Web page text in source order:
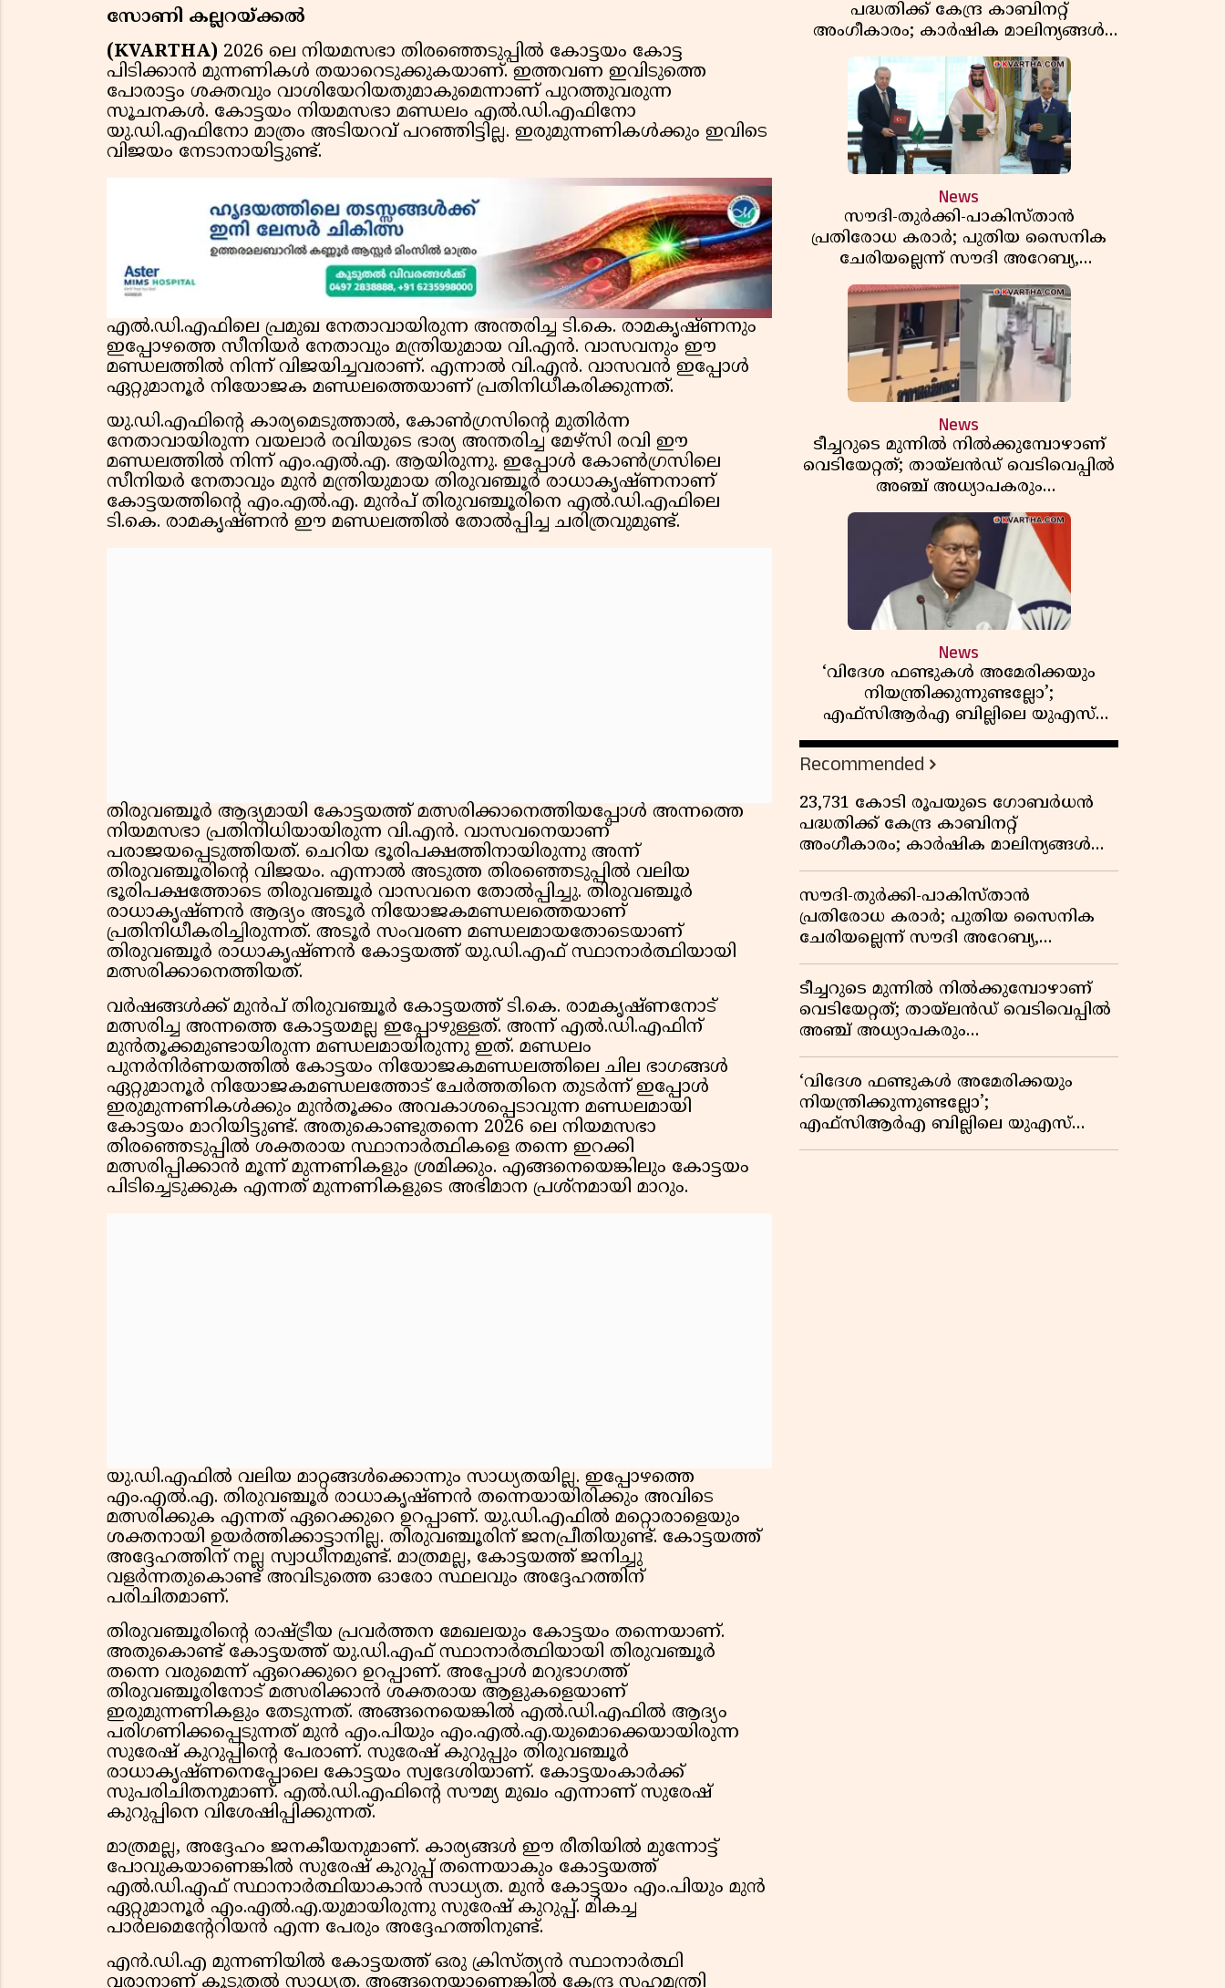
സോണി കല്ലറയ്ക്കൽ
(KVARTHA) 2026 ലെ നിയമസഭാ തിരഞ്ഞെടുപ്പിൽ കോട്ടയം കോട്ട
പിടിക്കാൻ മുന്നണികൾ തയാറെടുക്കുകയാണ്. ഇത്തവണ ഇവിടുത്തെ
പോരാട്ടം ശക്തവും വാശിയേറിയതുമാകുമെന്നാണ് പുറത്തുവരുന്ന
സൂചനകൾ. കോട്ടയം നിയമസഭാ മണ്ഡലം എൽ.ഡി.എഫിനോ
യു.ഡി.എഫിനോ മാത്രം അടിയറവ് പറഞ്ഞിട്ടില്ല. ഇരുമുന്നണികൾക്കും ഇവിടെ
വിജയം നേടാനായിട്ടുണ്ട്.
എൽ.ഡി.എഫിലെ പ്രമുഖ നേതാവായിരുന്ന അന്തരിച്ച ടി.കെ. രാമകൃഷ്ണനും
ഇപ്പോഴത്തെ സീനിയർ നേതാവും മന്ത്രിയുമായ വി.എൻ. വാസവനും ഈ
മണ്ഡലത്തിൽ നിന്ന് വിജയിച്ചവരാണ്. എന്നാൽ വി.എൻ. വാസവൻ ഇപ്പോൾ
ഏറ്റുമാനൂർ നിയോജക മണ്ഡലത്തെയാണ് പ്രതിനിധീകരിക്കുന്നത്.
യു.ഡി.എഫിന്റെ കാര്യമെടുത്താൽ, കോൺഗ്രസിന്റെ മുതിർന്ന
നേതാവായിരുന്ന വയലാർ രവിയുടെ ഭാര്യ അന്തരിച്ച മേഴ്സി രവി ഈ
മണ്ഡലത്തിൽ നിന്ന് എം.എൽ.എ. ആയിരുന്നു. ഇപ്പോൾ കോൺഗ്രസിലെ
സീനിയർ നേതാവും മുൻ മന്ത്രിയുമായ തിരുവഞ്ചൂർ രാധാകൃഷ്ണനാണ്
കോട്ടയത്തിന്റെ എം.എൽ.എ. മുൻപ് തിരുവഞ്ചൂരിനെ എൽ.ഡി.എഫിലെ
ടി.കെ. രാമകൃഷ്ണൻ ഈ മണ്ഡലത്തിൽ തോൽപ്പിച്ച ചരിത്രവുമുണ്ട്.
തിരുവഞ്ചൂർ ആദ്യമായി കോട്ടയത്ത് മത്സരിക്കാനെത്തിയപ്പോൾ അന്നത്തെ
നിയമസഭാ പ്രതിനിധിയായിരുന്ന വി.എൻ. വാസവനെയാണ്
പരാജയപ്പെടുത്തിയത്. ചെറിയ ഭൂരിപക്ഷത്തിനായിരുന്നു അന്ന്
തിരുവഞ്ചൂരിന്റെ വിജയം. എന്നാൽ അടുത്ത തിരഞ്ഞെടുപ്പിൽ വലിയ
ഭൂരിപക്ഷത്തോടെ തിരുവഞ്ചൂർ വാസവനെ തോൽപ്പിച്ചു. തിരുവഞ്ചൂർ
രാധാകൃഷ്ണൻ ആദ്യം അടൂർ നിയോജകമണ്ഡലത്തെയാണ്
പ്രതിനിധീകരിച്ചിരുന്നത്. അടൂർ സംവരണ മണ്ഡലമായതോടെയാണ്
തിരുവഞ്ചൂർ രാധാകൃഷ്ണൻ കോട്ടയത്ത് യു.ഡി.എഫ് സ്ഥാനാർത്ഥിയായി
മത്സരിക്കാനെത്തിയത്.
വർഷങ്ങൾക്ക് മുൻപ് തിരുവഞ്ചൂർ കോട്ടയത്ത് ടി.കെ. രാമകൃഷ്ണനോട്
മത്സരിച്ച അന്നത്തെ കോട്ടയമല്ല ഇപ്പോഴുള്ളത്. അന്ന് എൽ.ഡി.എഫിന്
മുൻതൂക്കമുണ്ടായിരുന്ന മണ്ഡലമായിരുന്നു ഇത്. മണ്ഡലം
പുനർനിർണയത്തിൽ കോട്ടയം നിയോജകമണ്ഡലത്തിലെ ചില ഭാഗങ്ങൾ
ഏറ്റുമാനൂർ നിയോജകമണ്ഡലത്തോട് ചേർത്തതിനെ തുടർന്ന് ഇപ്പോൾ
ഇരുമുന്നണികൾക്കും മുൻതൂക്കം അവകാശപ്പെടാവുന്ന മണ്ഡലമായി
കോട്ടയം മാറിയിട്ടുണ്ട്. അതുകൊണ്ടുതന്നെ 2026 ലെ നിയമസഭാ
തിരഞ്ഞെടുപ്പിൽ ശക്തരായ സ്ഥാനാർത്ഥികളെ തന്നെ ഇറക്കി
മത്സരിപ്പിക്കാൻ മൂന്ന് മുന്നണികളും ശ്രമിക്കും. എങ്ങനെയെങ്കിലും കോട്ടയം
പിടിച്ചെടുക്കുക എന്നത് മുന്നണികളുടെ അഭിമാന പ്രശ്നമായി മാറും.
യു.ഡി.എഫിൽ വലിയ മാറ്റങ്ങൾക്കൊന്നും സാധ്യതയില്ല. ഇപ്പോഴത്തെ
എം.എൽ.എ. തിരുവഞ്ചൂർ രാധാകൃഷ്ണൻ തന്നെയായിരിക്കും അവിടെ
മത്സരിക്കുക എന്നത് ഏറെക്കുറെ ഉറപ്പാണ്. യു.ഡി.എഫിൽ മറ്റൊരാളെയും
ശക്തനായി ഉയർത്തിക്കാട്ടാനില്ല. തിരുവഞ്ചൂരിന് ജനപ്രീതിയുണ്ട്. കോട്ടയത്ത്
അദ്ദേഹത്തിന് നല്ല സ്വാധീനമുണ്ട്. മാത്രമല്ല, കോട്ടയത്ത് ജനിച്ചു
വളർന്നതുകൊണ്ട് അവിടുത്തെ ഓരോ സ്ഥലവും അദ്ദേഹത്തിന്
പരിചിതമാണ്.
തിരുവഞ്ചൂരിന്റെ രാഷ്ട്രീയ പ്രവർത്തന മേഖലയും കോട്ടയം തന്നെയാണ്.
അതുകൊണ്ട് കോട്ടയത്ത് യു.ഡി.എഫ് സ്ഥാനാർത്ഥിയായി തിരുവഞ്ചൂർ
തന്നെ വരുമെന്ന് ഏറെക്കുറെ ഉറപ്പാണ്. അപ്പോൾ മറുഭാഗത്ത്
തിരുവഞ്ചൂരിനോട് മത്സരിക്കാൻ ശക്തരായ ആളുകളെയാണ്
ഇരുമുന്നണികളും തേടുന്നത്. അങ്ങനെയെങ്കിൽ എൽ.ഡി.എഫിൽ ആദ്യം
പരിഗണിക്കപ്പെടുന്നത് മുൻ എം.പിയും എം.എൽ.എ.യുമൊക്കെയായിരുന്ന
സുരേഷ് കുറുപ്പിന്റെ പേരാണ്. സുരേഷ് കുറുപ്പും തിരുവഞ്ചൂർ
രാധാകൃഷ്ണനെപ്പോലെ കോട്ടയം സ്വദേശിയാണ്. കോട്ടയംകാർക്ക്
സുപരിചിതനുമാണ്. എൽ.ഡി.എഫിന്റെ സൗമ്യ മുഖം എന്നാണ് സുരേഷ്
കുറുപ്പിനെ വിശേഷിപ്പിക്കുന്നത്.
മാത്രമല്ല, അദ്ദേഹം ജനകീയനുമാണ്. കാര്യങ്ങൾ ഈ രീതിയിൽ മുന്നോട്ട്
പോവുകയാണെങ്കിൽ സുരേഷ് കുറുപ്പ് തന്നെയാകും കോട്ടയത്ത്
എൽ.ഡി.എഫ് സ്ഥാനാർത്ഥിയാകാൻ സാധ്യത. മുൻ കോട്ടയം എം.പിയും മുൻ
ഏറ്റുമാനൂർ എം.എൽ.എ.യുമായിരുന്നു സുരേഷ് കുറുപ്പ്. മികച്ച
പാർലമെന്റേറിയൻ എന്ന പേരും അദ്ദേഹത്തിനുണ്ട്.
എൻ.ഡി.എ മുന്നണിയിൽ കോട്ടയത്ത് ഒരു ക്രിസ്ത്യൻ സ്ഥാനാർത്ഥി
വരാനാണ് കൂടുതൽ സാധ്യത. അങ്ങനെയാണെങ്കിൽ കേന്ദ്ര സഹമന്ത്രി
പദ്ധതിക്ക് കേന്ദ്ര കാബിനറ്റ്
അംഗീകാരം; കാർഷിക മാലിന്യങ്ങൾ
ഇനി ഊർജമാകും
News
സൗദി-തുർക്കി-പാകിസ്താൻ
പ്രതിരോധ കരാർ; പുതിയ സൈനിക
ചേരിയല്ലെന്ന് സൗദി അറേബ്യ,
വിമർശനവുമായി ഇറാൻ
News
ടീച്ചറുടെ മുന്നിൽ നിൽക്കുമ്പോഴാണ്
വെടിയേറ്റത്; തായ്‌ലൻഡ് വെടിവെപ്പിൽ
അഞ്ച് അധ്യാപകരും
മുത്തശ്ശീമുത്തശ്ശന്മാരും കൊല്ലപ്പെട്ടു,
മരണസംഖ്യ 7; ഞെട്ടിക്കുന്ന
വെളിപ്പെടുത്തലുകൾ
News
‘വിദേശ ഫണ്ടുകൾ അമേരിക്കയും
നിയന്ത്രിക്കുന്നുണ്ടല്ലോ’;
എഫ്സിആർഎ ബില്ലിലെ യുഎസ്
വിമർശനങ്ങൾക്ക് മറുപടിയുമായി ഇന്ത്യ
Recommended
23,731 കോടി രൂപയുടെ ഗോബർധൻ
പദ്ധതിക്ക് കേന്ദ്ര കാബിനറ്റ്
അംഗീകാരം; കാർഷിക മാലിന്യങ്ങൾ
ഇനി ഊർജമാകും
സൗദി-തുർക്കി-പാകിസ്താൻ
പ്രതിരോധ കരാർ; പുതിയ സൈനിക
ചേരിയല്ലെന്ന് സൗദി അറേബ്യ,
വിമർശനവുമായി ഇറാൻ
ടീച്ചറുടെ മുന്നിൽ നിൽക്കുമ്പോഴാണ്
വെടിയേറ്റത്; തായ്‌ലൻഡ് വെടിവെപ്പിൽ
അഞ്ച് അധ്യാപകരും
മുത്തശ്ശീമുത്തശ്ശന്മാരും കൊല്ലപ്പെട്ടു,
മരണസംഖ്യ 7; ഞെട്ടിക്കുന്ന
വെളിപ്പെടുത്തലുകൾ
‘വിദേശ ഫണ്ടുകൾ അമേരിക്കയും
നിയന്ത്രിക്കുന്നുണ്ടല്ലോ’;
എഫ്സിആർഎ ബില്ലിലെ യുഎസ്
വിമർശനങ്ങൾക്ക് മറുപടിയുമായി ഇന്ത്യ